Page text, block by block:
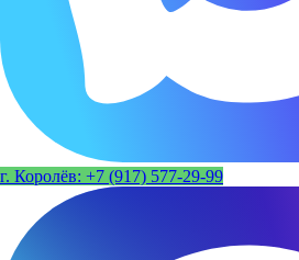
г. Королёв: +7 (917) 577-29-99